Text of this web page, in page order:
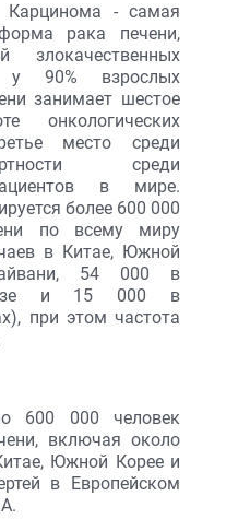
Карцинома - самая
рака печени,
злокачественных
у 90% взрослых
занимает шестое
онкологических
место среди
среди
в мире.
более 600 000
по всему миру
в Китае, Южной
54 000 в
и 15 000 в
при этом частота
600 000 человек
включая около
Южной Корее и
в Европейском